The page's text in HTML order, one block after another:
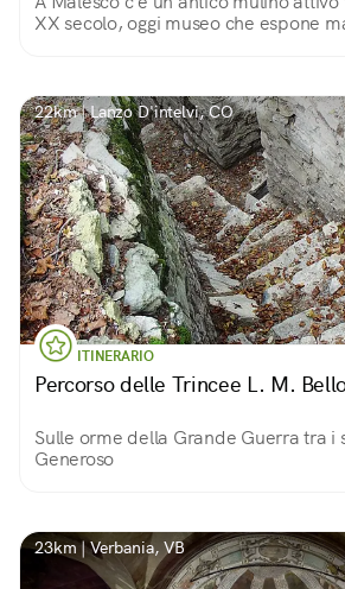
XX secolo, oggi museo che espone
22km | Lanzo D'intelvi, CO
ITINERARIO
Percorso delle Trincee L. M.
Sulle orme della Grande Guerra tra i
Generoso
23km | Verbania, VB